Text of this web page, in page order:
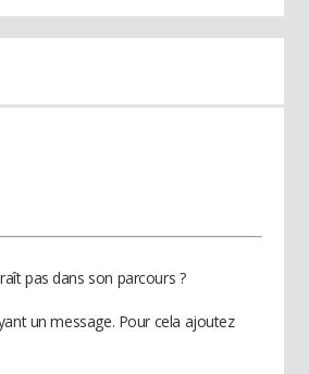
pas dans son parcours ?
un message. Pour cela ajoutez